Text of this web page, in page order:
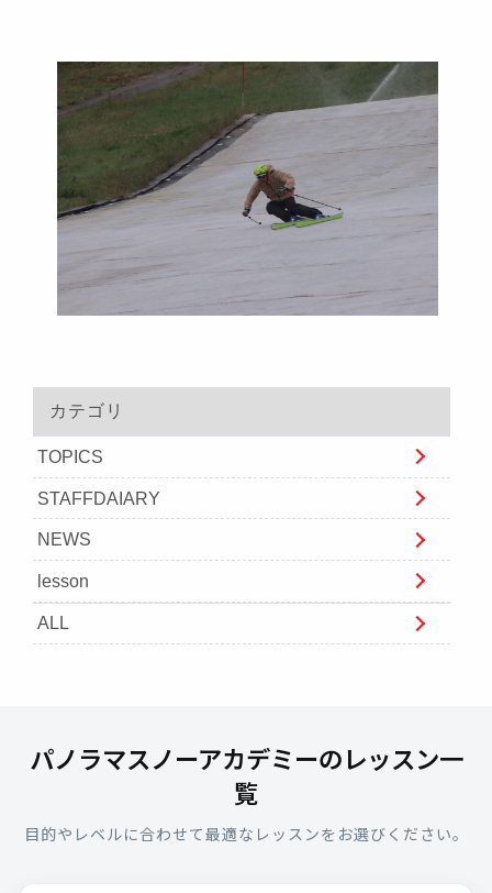
カテゴリ
TOPICS
STAFFDAIARY
NEWS
lesson
ALL
パノラマスノーアカデミーのレッスン一
覧
目的やレベルに合わせて最適なレッスンをお選びください。